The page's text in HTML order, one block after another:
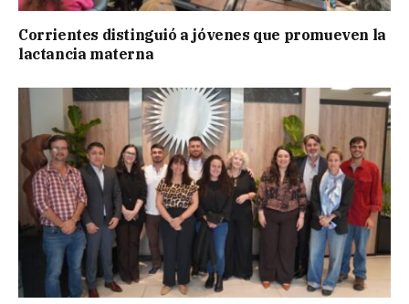
Corrientes distinguió a jóvenes que promueven la
lactancia materna